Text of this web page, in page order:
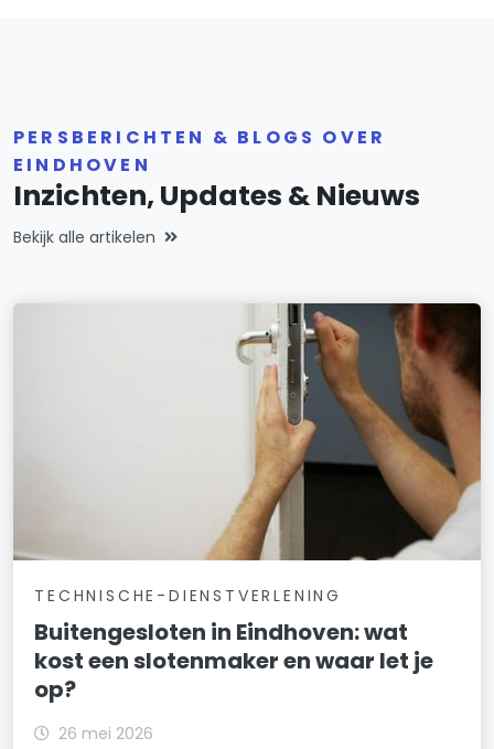
PERSBERICHTEN & BLOGS OVER
EINDHOVEN
Inzichten, Updates & Nieuws
Bekijk alle artikelen
TECHNISCHE-DIENSTVERLENING
Buitengesloten in Eindhoven: wat
kost een slotenmaker en waar let je
op?
26 mei 2026